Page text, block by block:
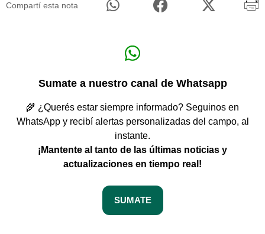
Compartí esta nota
Sumate a nuestro canal de Whatsapp
🌾 ¿Querés estar siempre informado? Seguinos en
WhatsApp y recibí alertas personalizadas del campo, al
instante.
¡Mantente al tanto de las últimas noticias y
actualizaciones en tiempo real!
SUMATE